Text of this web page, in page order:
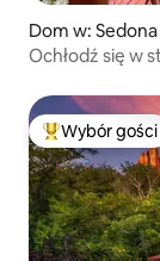
Dom w: Sedona
Ochłodź się w
Wybór gości